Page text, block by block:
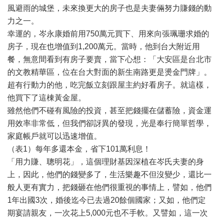
風避雨的城堡，未來換更大的房子也是夫妻倆努力賺錢的動
力之一。
幸運的，岑永康婚前用750萬元買下、用來向張珮珊求婚的
房子，現在也增值到1,200萬元。當時，他到台大附近用
餐，無意間看到有房子要賣，當下心想：「大安區是台北市
的文教精華區，位在台大對面的新生南路更是燙金門牌」。
超有行動力的他，吃完飯立刻跟屋主約好看房子。就這樣，
他買下了這棟黃金屋。
雖然他們不碰有風險的投資，甚至把錢擺在儲蓄險，資金運
用效率非常低，但我們卻訝異的發現，光是奉行簡單哲學，
家庭帳戶就可以迅速增值。
（表1）每年多還本金，省下101萬利息！
「用力賺、聰明花」，這個理財基因深植在岑氏夫妻的身
上，因此，他們的錢變多了，生活樂趣不但沒變少，還比一
般人更有實力，把錢砸在他們很重視的事情上，譬如，他們
1年出國3次，婚後迄今已去過20餘個國家；又如，他們定
期宴請親友，一次花上5,000元也不手軟。又譬如，這一次